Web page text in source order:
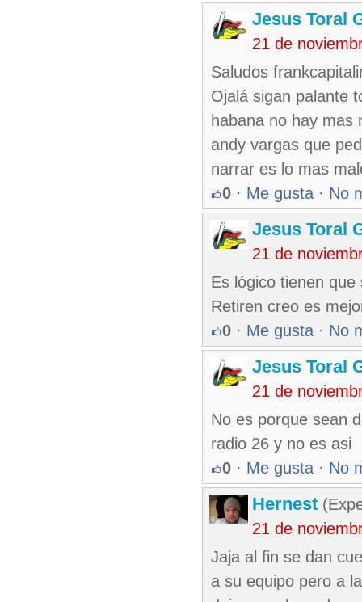
Jesus Toral
21 de
Saludos
Ojalá sigan palante
habana no hay mas
andy vargas que
narrar es lo mas
0 · Me gusta · No
Jesus Toral
21 de
Es lógico tienen
Retiren creo es
0 · Me gusta · No
Jesus Toral
21 de
No es porque sean
radio 26 y no es asi
0 · Me gusta · No
Hernest
21 de
Jaja al fin se dan
a su equipo pero a